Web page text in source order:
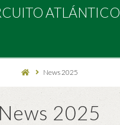
News 2025
News 2025